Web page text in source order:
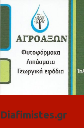
Diafimistes.gr